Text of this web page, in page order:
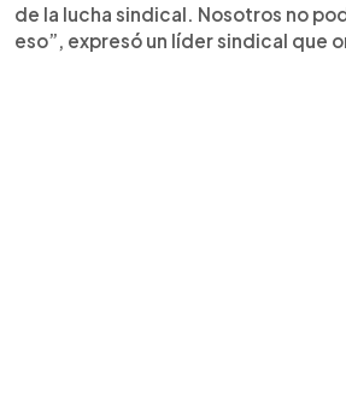
de la lucha sindical. Nosotros no
eso”, expresó un líder sindical que